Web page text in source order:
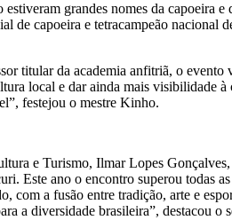
estiveram grandes nomes da
de capoeira e tetracampeão
titular da academia anfitriã, o
local e dar ainda mais visibilidade
festejou o mestre Kinho.
e Turismo, Ilmar Lopes
Este ano o encontro superou todas
com a fusão entre tradição, arte e
a diversidade brasileira”, destacou o